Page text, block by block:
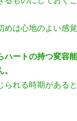
めは心地のよい感
ハートの持つ変容
られる時期がある